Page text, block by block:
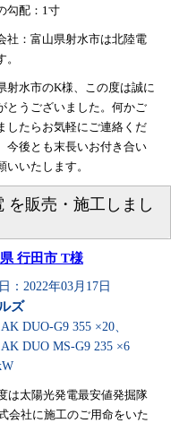
勾配：1寸
社：富山県射水市は北陸電
。
射水市のK様、この度は誠に
とうございました。何かご
したらお気軽にご連絡くだ
今後とも末長いお付き合い
いいたします。
を販売・施工しまし
行田市 T様
：2022年03月17日
ズ
DUO-G9 355 ×20、
DUO MS-G9 235 ×6
は太陽光発電最安値発掘隊
会社に施工のご用命をいた